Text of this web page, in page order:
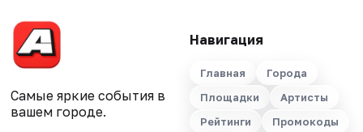
Самые яркие события в
вашем городе.
Навигация
Главная
Города
Площадки
Артисты
Рейтинги
Промокоды